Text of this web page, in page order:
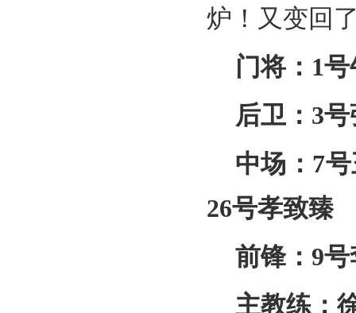
炉！又变回
门将：1
后卫：3
中场：7
26号孝致臻
前锋：9
主教练：